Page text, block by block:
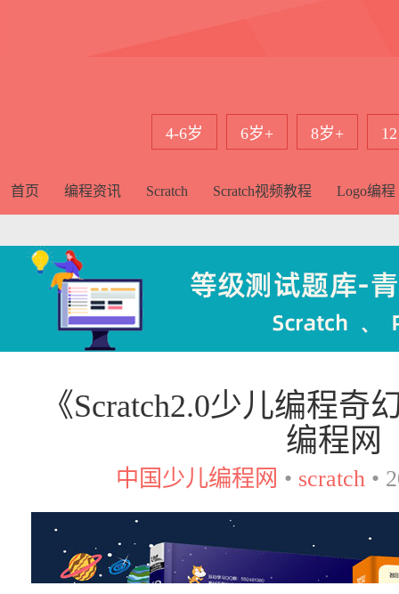
4-6岁 6岁+ 8岁+
首页 编程资讯 Scratch Scratch视频教程 Logo编程
《Scratch2.0少儿编程奇
编程网
中国少儿编程网 • scratch•